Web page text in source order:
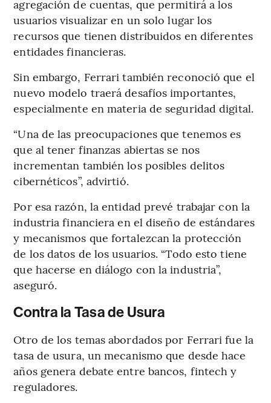
agregación de cuentas, que permitirá a los
usuarios visualizar en un solo lugar los
recursos que tienen distribuidos en diferentes
entidades financieras.
Sin embargo, Ferrari también reconoció que el
nuevo modelo traerá desafíos importantes,
especialmente en materia de seguridad digital.
“Una de las preocupaciones que tenemos es
que al tener finanzas abiertas se nos
incrementan también los posibles delitos
cibernéticos”, advirtió.
Por esa razón, la entidad prevé trabajar con la
industria financiera en el diseño de estándares
y mecanismos que fortalezcan la protección
de los datos de los usuarios. “Todo esto tiene
que hacerse en diálogo con la industria”,
aseguró.
Contra la Tasa de Usura
Otro de los temas abordados por Ferrari fue la
tasa de usura, un mecanismo que desde hace
años genera debate entre bancos, fintech y
reguladores.